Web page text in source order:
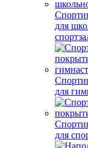
для
для
для